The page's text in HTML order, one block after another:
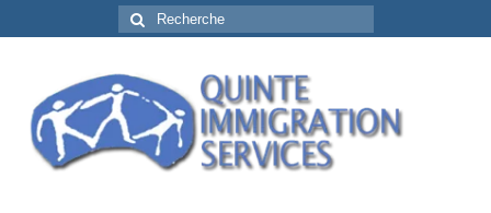
Rechercher
: